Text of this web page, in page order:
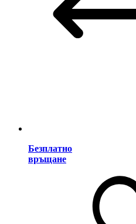
Безплатно
връщане